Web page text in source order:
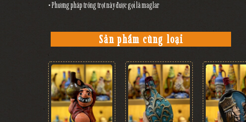
• Phương pháp trồng trọt này được gọi là maglar
Sản phẩm cùng loại